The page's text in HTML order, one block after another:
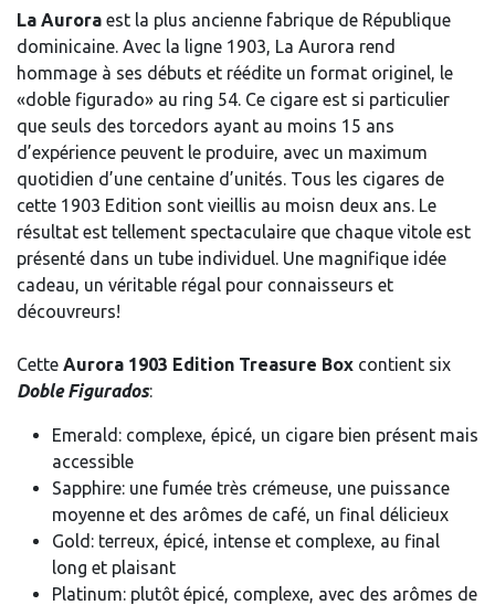
La Aurora est la plus ancienne fabrique de République
dominicaine. Avec la ligne 1903, La Aurora rend
hommage à ses débuts et réédite un format originel, le
«doble figurado» au ring 54. Ce cigare est si particulier
que seuls des torcedors ayant au moins 15 ans
d’expérience peuvent le produire, avec un maximum
quotidien d’une centaine d’unités. Tous les cigares de
cette 1903 Edition sont vieillis au moisn deux ans. Le
résultat est tellement spectaculaire que chaque vitole est
présenté dans un tube individuel. Une magnifique idée
cadeau, un véritable régal pour connaisseurs et
découvreurs!
Cette Aurora 1903 Edition Treasure Box contient six
Doble Figurados:
Emerald: complexe, épicé, un cigare bien présent mais
accessible
Sapphire: une fumée très crémeuse, une puissance
moyenne et des arômes de café, un final délicieux
Gold: terreux, épicé, intense et complexe, au final
long et plaisant
Platinum: plutôt épicé, complexe, avec des arômes de